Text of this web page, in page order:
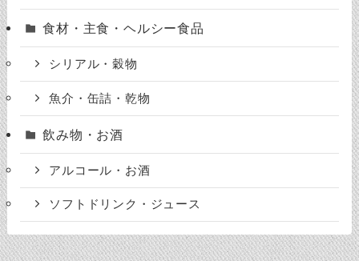
食材・主食・ヘルシー食品
シリアル・穀物
魚介・缶詰・乾物
飲み物・お酒
アルコール・お酒
ソフトドリンク・ジュース